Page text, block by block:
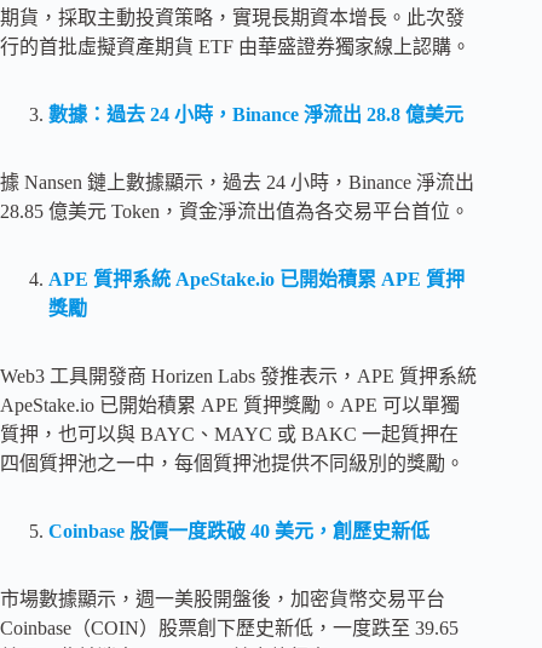
期貨，採取主動投資策略，實現長期資本增長。此次發
行的首批虛擬資產期貨 ETF 由華盛證券獨家線上認購。
數據：過去 24 小時，Binance 淨流出 28.8 億美元
據 Nansen 鏈上數據顯示，過去 24 小時，Binance 淨流出
28.85 億美元 Token，資金淨流出值為各交易平台首位。
APE 質押系統 ApeStake.io 已開始積累 APE 質押
獎勵
Web3 工具開發商 Horizen Labs 發推表示，APE 質押系統
ApeStake.io 已開始積累 APE 質押獎勵。APE 可以單獨
質押，也可以與 BAYC、MAYC 或 BAKC 一起質押在
四個質押池之一中，每個質押池提供不同級別的獎勵。
Coinbase 股價一度跌破 40 美元，創歷史新低
市場數據顯示，週一美股開盤後，加密貨幣交易平台
Coinbase（COIN）股票創下歷史新低，一度跌至 39.65